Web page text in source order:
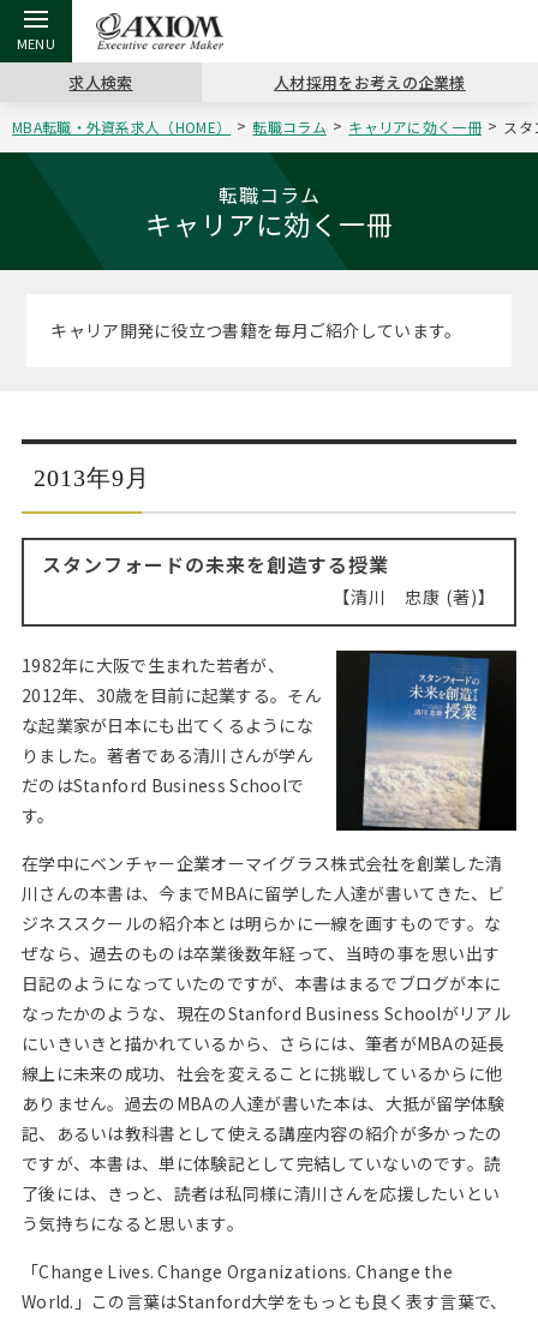
戻る
アクシアムの特長
戻る
サービス案内
戻る
戻る
キャリア支援 TOP
キャリアデザイン講座
（最新求人市場動向）
戻る
ステージ別アドバイス
MBA留学生数の推移
戻る
インターン受入企業一覧
年齢と年収の相関図
戻る
転職ツール TOP
英文レジュメの書き方
戻る
外資系／面接攻略のコツ
Web面接の準備・注意点
戻る
転職コラム TOP
“展”職相談室
キャリアに効く一冊
注目企業インタビュー
戻る
イベント・セミナー TOP
キャリアデザインセミナー
キャリアフォーラム
プロ経営者の特別セミナー
MBA NETWORKING
戻る
会社概要 TOP
パブリシティ
ニュースリリース
求人検索 人材採用をお考えの企業様
MBA転職・外資系求人（HOME） 転職コラム キャリアに効く一冊 ス
転職コラム
キャリアに効く一冊
キャリア開発に役立つ書籍を毎月ご紹介しています。
2013年9月
スタンフォードの未来を創造する授業
清川 忠康 (著)
1982年に大阪で生まれた若者が、
2012年、30歳を目前に起業する。そん
な起業家が日本にも出てくるようにな
りました。著者である清川さんが学ん
だのはStanford Business Schoolで
す。
在学中にベンチャー企業オーマイグラス株式会社を創業した清
川さんの本書は、今までMBAに留学した人達が書いてきた、ビ
ジネススクールの紹介本とは明らかに一線を画すものです。な
ぜなら、過去のものは卒業後数年経って、当時の事を思い出す
日記のようになっていたのですが、本書はまるでブログが本に
なったかのような、現在のStanford Business Schoolがリアル
にいきいきと描かれているから、さらには、筆者がMBAの延長
線上に未来の成功、社会を変えることに挑戦しているからに他
ありません。過去のMBAの人達が書いた本は、大抵が留学体験
記、あるいは教科書として使える講座内容の紹介が多かったの
ですが、本書は、単に体験記として完結していないのです。読
了後には、きっと、読者は私同様に清川さんを応援したいとい
う気持ちになると思います。
「Change Lives. Change Organizations. Change the
World.」この言葉はStanford大学をもっとも良く表す言葉で、